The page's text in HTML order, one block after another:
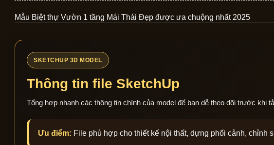
Mẫu Biệt thự Vườn 1 tầng Mái Thái Đẹp được ưa chuộng nhất 2025
SKETCHUP 3D MODEL
Thông tin file SketchUp
Tổng hợp nhanh các thông tin chính của model để bạn dễ theo dõi trước khi
Ưu điểm: File phù hợp cho thiết kế nội thất, dựng phối cảnh, chỉnh